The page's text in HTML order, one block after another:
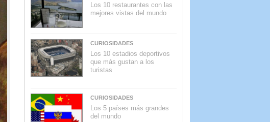
Los 10 restaurantes con las
mejores vistas del mundo
CURIOSIDADES
Los 10 estadios deportivos
que más gustan a los
turistas
CURIOSIDADES
Los 5 países más grandes
del mundo